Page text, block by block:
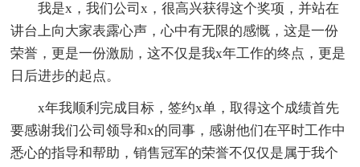
我是x，我们公司x，很高兴获得这个奖项，并站在
讲台上向大家表露心声，心中有无限的感慨，这是一份
荣誉，更是一份激励，这不仅是我x年工作的终点，更是
日后进步的起点。
x年我顺利完成目标，签约x单，取得这个成绩首先
要感谢我们公司领导和x的同事，感谢他们在平时工作中
悉心的指导和帮助，销售冠军的荣誉不仅仅是属于我个